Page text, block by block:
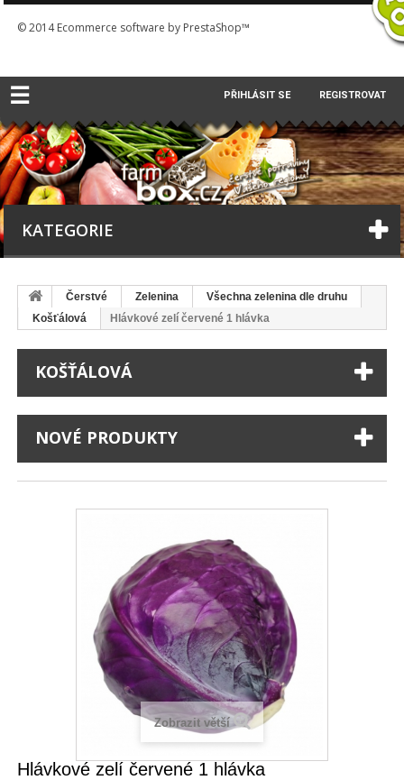
© 2014Ecommerce software by PrestaShop™
☰ PŘIHLÁSIT SE REGISTROVAT
KATEGORIE
Čerstvé Zelenina
Všechna zelenina dle druhu
Košťálová
Hlávkové zelí červené 1 hlávka
KOŠŤÁLOVÁ
NOVÉ PRODUKTY
Zobrazit větší
Hlávkové zelí červené 1 hlávka